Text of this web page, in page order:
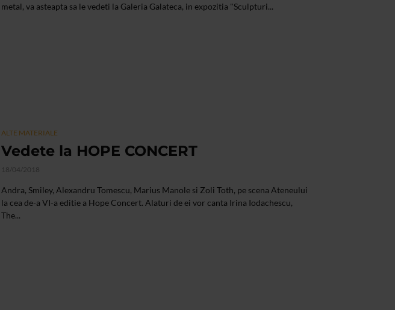
metal, va asteapta sa le vedeti la Galeria Galateca, in expozitia "Sculpturi...
ALTE MATERIALE
Vedete la HOPE CONCERT
18/04/2018
Andra, Smiley, Alexandru Tomescu, Marius Manole si Zoli Toth, pe scena Ateneului
la cea de-a VI-a editie a Hope Concert. Alaturi de ei vor canta Irina Iodachescu,
The...